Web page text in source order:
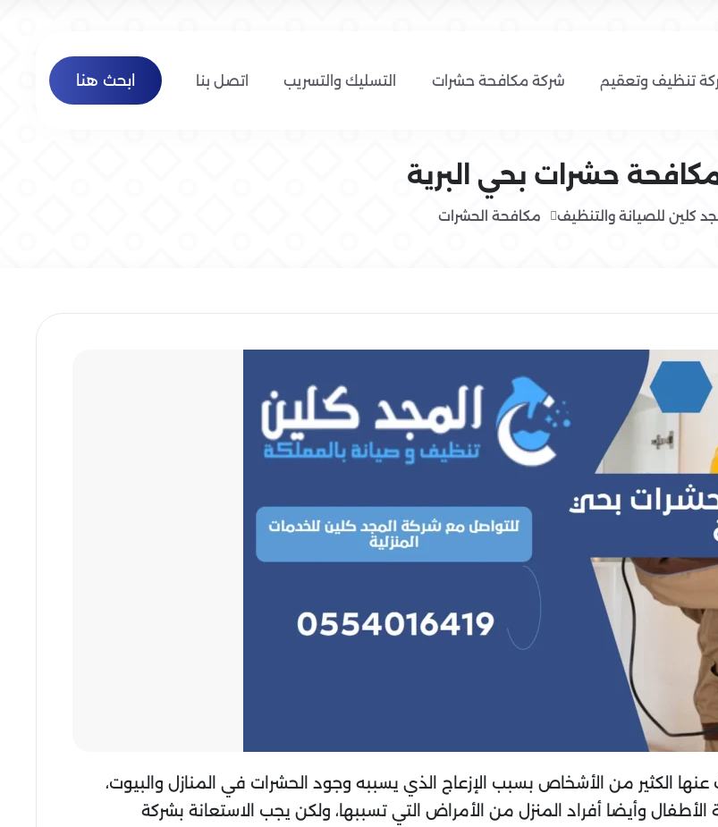
تنظيف وتعقيم شركة مكافحة حشرات التسليك والتسريب اتصل بنا ابحث هنا
حشرات بحي البرية
كلين للصيانة والتنظيف مكافحة الحشرات
الكثير من الأشخاص بسبب الإزعاج الذي يسببه وجود الحشرات في المنازل والبيوت،
وأيضا أفراد المنزل من الأمراض التي تسببها، ولكن يجب الاستعانة بشركة